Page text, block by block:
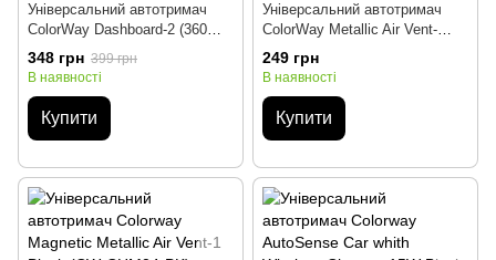
Універсальний автотримач
ColorWay Dashboard-2 (360
rotation) magnetic Gray (CW-
CHM08-GR)
348 грн 399 грн
В наявності
Купити
Універсальний автотримач
ColorWay Metallic Air Vent-
4(360 rotation) magnetic Black
(CW-CHM09-BK)
249 грн
В наявності
Купити